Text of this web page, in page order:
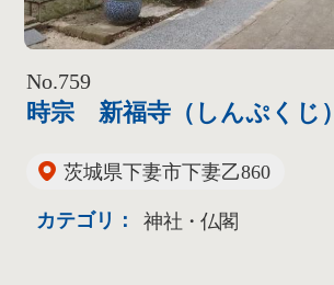
No.759
時宗 新福寺（しんぷくじ）
茨城県下妻市下妻乙860
カテゴリ： 神社・仏閣